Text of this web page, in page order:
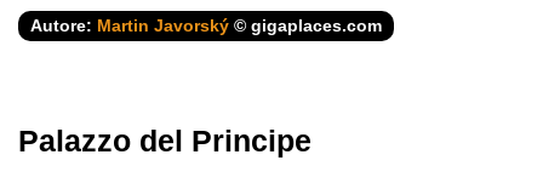
Autore: Martin Javorský © gigaplaces.com
Palazzo del Principe